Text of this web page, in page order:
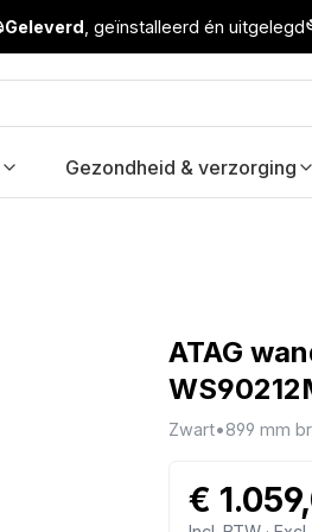
Geleverd , geïnstalleerd én uitgelegd
Gezondheid & verzorging
ATAG
Zwart•899 mm
€